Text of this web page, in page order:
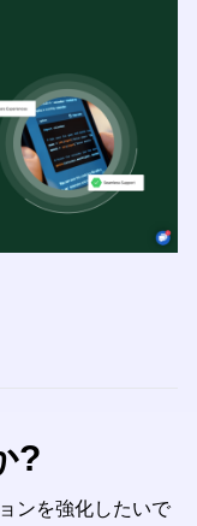
?
ンを強化したいで